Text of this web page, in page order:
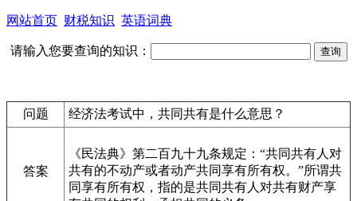
网站首页 财税知识 英语词典
请输入您要查询的知识：
问题 经济法考试中，共同共有是什么意思？
答案
《民法典》第二百九十九条规定：“共同共有人对
共有的不动产或者动产共同享有所有权。”所谓共
同享有所有权，指的是共同共有人对共有财产享